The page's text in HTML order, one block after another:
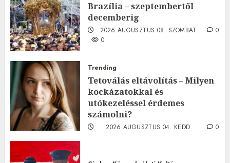
Brazília – szeptembertől
decemberig
2026.AUGUSZTUS.08. SZOMBAT.
0
0
Trending
Tetoválás eltávolítás – Milyen
kockázatokkal és
utókezeléssel érdemes
számolni?
2026.AUGUSZTUS.04. KEDD.
0